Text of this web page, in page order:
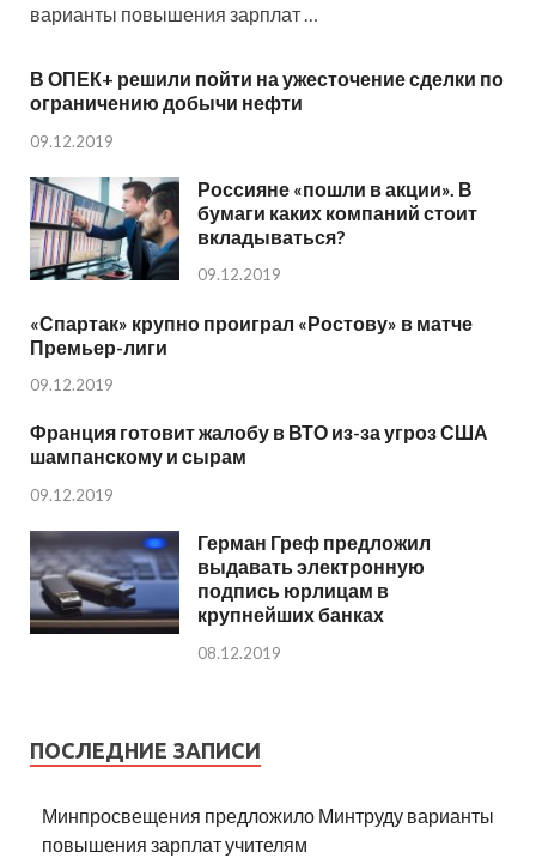
варианты повышения зарплат …
В ОПЕК+ решили пойти на ужесточение сделки по
ограничению добычи нефти
09.12.2019
Россияне «пошли в акции». В
бумаги каких компаний стоит
вкладываться?
09.12.2019
«Спартак» крупно проиграл «Ростову» в матче
Премьер-лиги
09.12.2019
Франция готовит жалобу в ВТО из-за угроз США
шампанскому и сырам
09.12.2019
Герман Греф предложил
выдавать электронную
подпись юрлицам в
крупнейших банках
08.12.2019
ПОСЛЕДНИЕ ЗАПИСИ
Минпросвещения предложило Минтруду варианты
повышения зарплат учителям